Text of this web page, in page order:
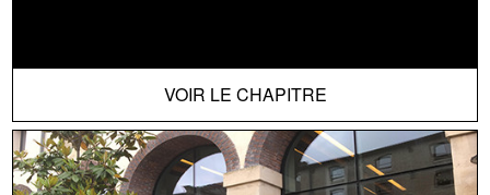
VOIR LE CHAPITRE